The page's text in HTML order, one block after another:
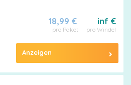
inf €
pro Windel
18,99 €
pro Paket
Anzeigen